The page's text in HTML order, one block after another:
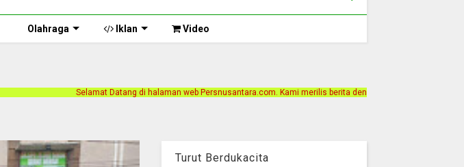
Olahraga Iklan Video
Datang di halaman web Persnusantara.com. Kami merilis berita dengan motto Akurat, Independen, Terpercaya.
Turut Berdukacita